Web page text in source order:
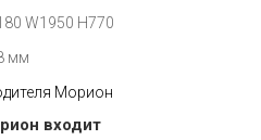
W1950 H770
мм
Морион
входит